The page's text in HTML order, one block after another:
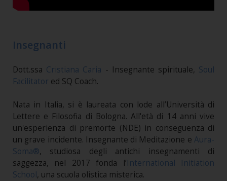
Insegnanti
Dott.ssa Cristiana Caria - Insegnante spirituale, Soul
Facilitator ed SQ Coach.
Nata in Italia, si è laureata con lode all’Università di
Lettere e Filosofia di Bologna. All'età di 14 anni vive
un'esperienza di premorte (NDE) in conseguenza di
un grave incidente. Insegnante di Meditazione e Aura-
Soma®, studiosa degli antichi insegnamenti di
saggezza, nel 2017 fonda l’International Initiation
School, una scuola olistica misterica.